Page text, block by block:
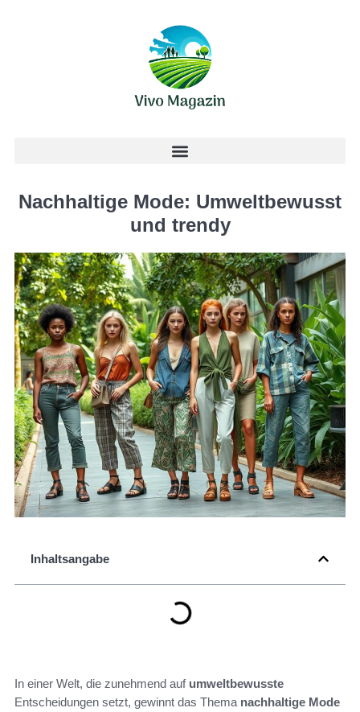
Nachhaltige Mode: Umweltbewusst
und trendy
Inhaltsangabe
In einer Welt, die zunehmend auf umweltbewusste
Entscheidungen setzt, gewinnt das Thema nachhaltige Mode